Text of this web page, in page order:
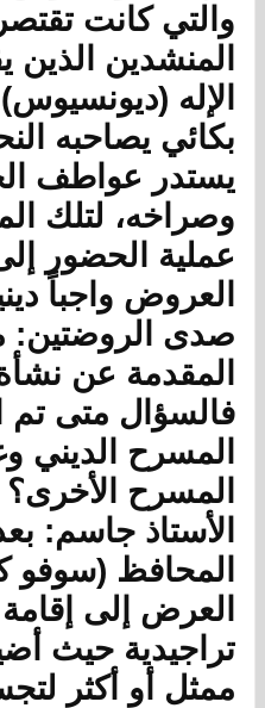
والتي كانت
المنشدين
الإله
بكائي يصاحبه
يستدر عواطف
وصراخه، لتلك
عملية الحضور
العروض واجباً
صدى الروضتين:
المقدمة عن
فالسؤال متى تم
المسرح الديني
المسرح الأخرى؟
الأستاذ جاسم:
المحافظ (سوفو
العرض إلى
تراجيدية حيث
ممثل أو أكثر